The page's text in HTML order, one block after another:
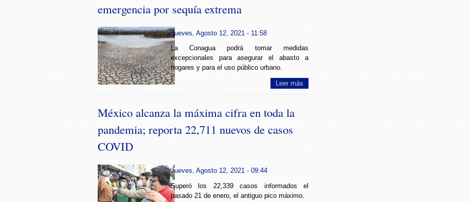
emergencia por sequía extrema
Jueves, Agosto 12, 2021 - 11:58
La Conagua podrá tomar medidas
excepcionales para asegurar el abasto a
hogares y para el uso público urbano.
Leer más
México alcanza la máxima cifra en toda la
pandemia; reporta 22,711 nuevos de casos
COVID
Jueves, Agosto 12, 2021 - 09:44
Superó los 22,339 casos informados el
pasado 21 de enero, el antiguo pico máximo.